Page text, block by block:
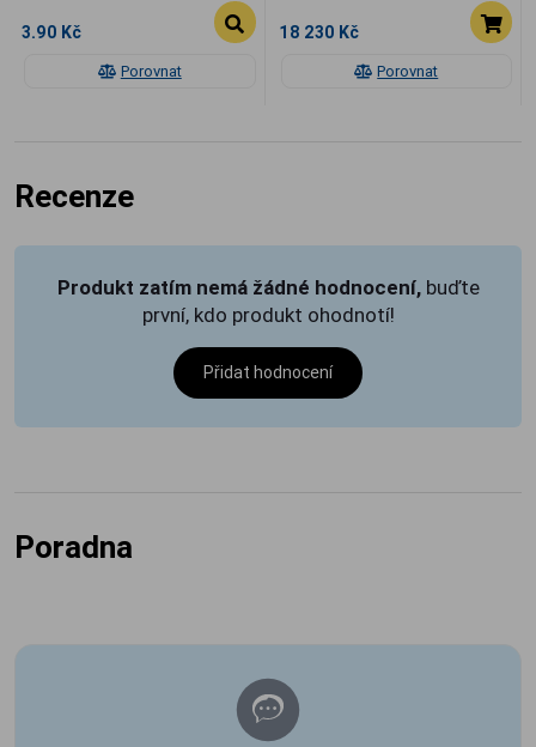
Porovnat
3.90 Kč
Porovnat
18 230 Kč
Recenze
Produkt zatím nemá žádné hodnocení, buďte
první, kdo produkt ohodnotí!
Přidat hodnocení
Poradna